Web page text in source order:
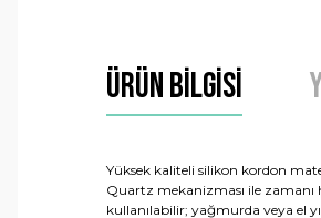
Ürün Bilgisi
Yüksek kaliteli silikon kordon
Quartz mekanizması ile
kullanılabilir; yağmurda veya el